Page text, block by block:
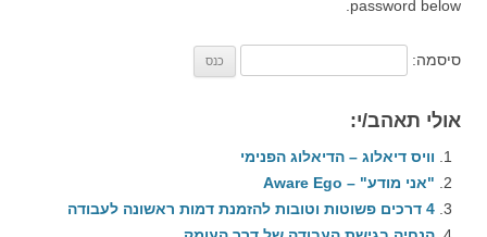
password below.
סיסמה:
אולי תאהב/י:
וויס דיאלוג – הדיאלוג הפנימי
"אני מודע" – Aware Ego
4 דרכים פשוטות וטובות להזמנת דמות ראשונה לעבודה